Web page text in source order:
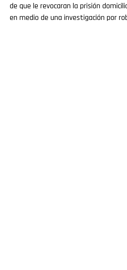
de que le revocaran la prisión
en medio de una investigación por